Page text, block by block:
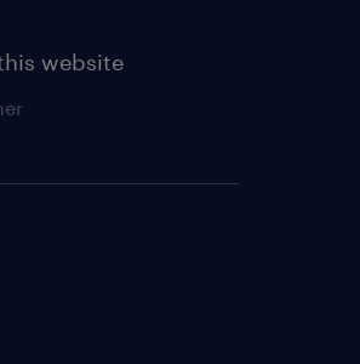
website